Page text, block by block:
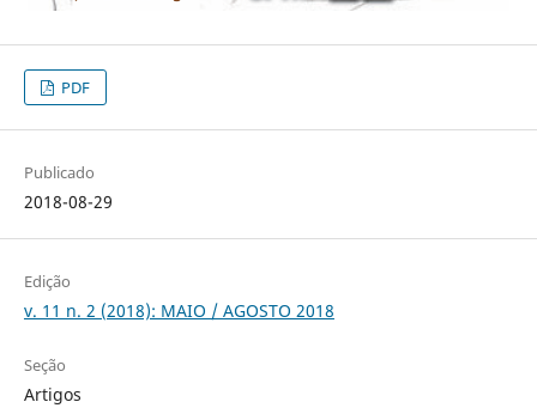
PDF
Publicado
2018-08-29
Edição
v. 11 n. 2 (2018): MAIO / AGOSTO 2018
Seção
Artigos